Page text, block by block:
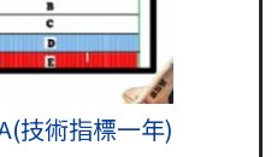
技術指標一年)